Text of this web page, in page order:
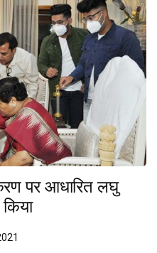
पर आधारित लघु
किया